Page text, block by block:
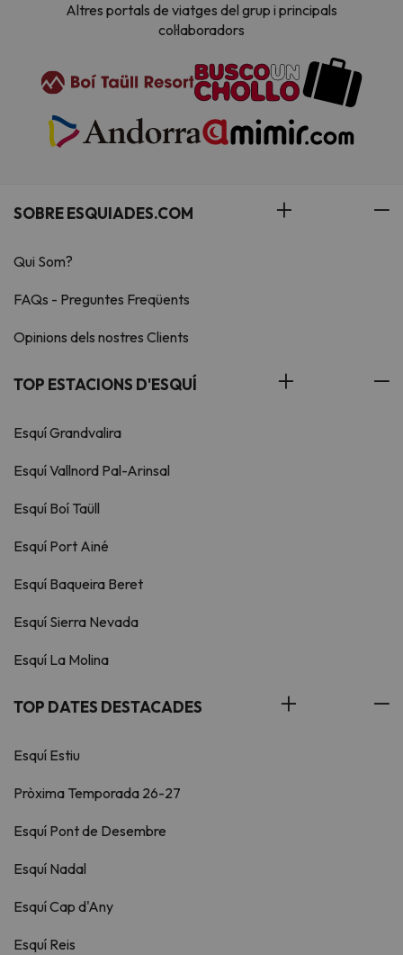
Altres portals de viatges del grup i principals
col·laboradors
SOBRE ESQUIADES.COM
Qui Som?
FAQs - Preguntes Freqüents
Opinions dels nostres Clients
TOP ESTACIONS D'ESQUÍ
Esquí Grandvalira
Esquí Vallnord Pal-Arinsal
Esquí Boí Taüll
Esquí Port Ainé
Esquí Baqueira Beret
Esquí Sierra Nevada
Esquí La Molina
TOP DATES DESTACADES
Esquí Estiu
Pròxima Temporada 26-27
Esquí Pont de Desembre
Esquí Nadal
Esquí Cap d'Any
Esquí Reis